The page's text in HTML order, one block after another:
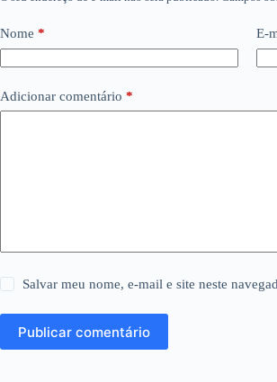
Nome * E-
Adicionar comentário *
Salvar meu nome, e-mail e site neste
Publicar comentário